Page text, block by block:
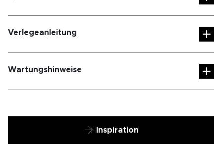
Verlegeanleitung
Wartungshinweise
Inspiration